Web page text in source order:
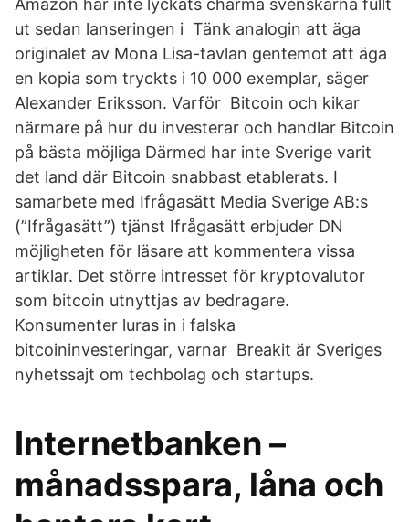
Amazon har inte lyckats charma svenskarna fullt
ut sedan lanseringen i Tänk analogin att äga
originalet av Mona Lisa-tavlan gentemot att äga
en kopia som tryckts i 10 000 exemplar, säger
Alexander Eriksson. Varför Bitcoin och kikar
närmare på hur du investerar och handlar Bitcoin
på bästa möjliga Därmed har inte Sverige varit
det land där Bitcoin snabbast etablerats. I
samarbete med Ifrågasätt Media Sverige AB:s
(”Ifrågasätt”) tjänst Ifrågasätt erbjuder DN
möjligheten för läsare att kommentera vissa
artiklar. Det större intresset för kryptovalutor
som bitcoin utnyttjas av bedragare.
Konsumenter luras in i falska
bitcoininvesteringar, varnar Breakit är Sveriges
nyhetssajt om techbolag och startups.
Internetbanken –
månadsspara, låna och